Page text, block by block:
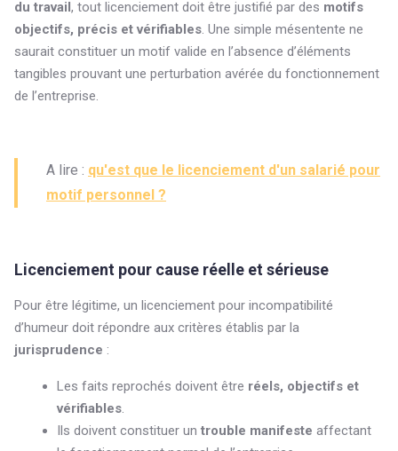
du travail, tout licenciement doit être justifié par des motifs
objectifs, précis et vérifiables. Une simple mésentente ne
saurait constituer un motif valide en l’absence d’éléments
tangibles prouvant une perturbation avérée du fonctionnement
de l’entreprise.
A lire : qu'est que le licenciement d'un salarié pour
motif personnel ?
Licenciement pour cause réelle et sérieuse
Pour être légitime, un licenciement pour incompatibilité
d’humeur doit répondre aux critères établis par la
jurisprudence :
Les faits reprochés doivent être réels, objectifs et
vérifiables.
Ils doivent constituer un trouble manifeste affectant